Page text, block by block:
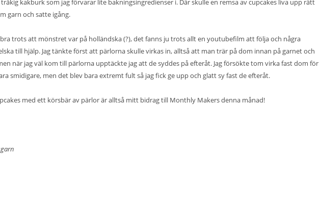
kakburk som jag förvarar lite bakningsingredienser i. Där skulle en remsa av cupcakes liva upp rätt
garn och satte igång.
trots att mönstret var på holländska (?), det fanns ju trots allt en youtubefilm att följa och några
till hjälp. Jag tänkte först att pärlorna skulle virkas in, alltså att man trär på dom innan på garnet och
när jag väl kom till pärlorna upptäckte jag att de syddes på efteråt. Jag försökte tom virka fast dom för
smidigare, men det blev bara extremt fult så jag fick ge upp och glatt sy fast de efteråt.
med ett körsbär av pärlor är alltså mitt bidrag till Monthly Makers denna månad!